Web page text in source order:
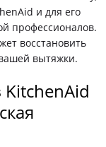
и для его
профессионалов.
восстановить
вытяжки.